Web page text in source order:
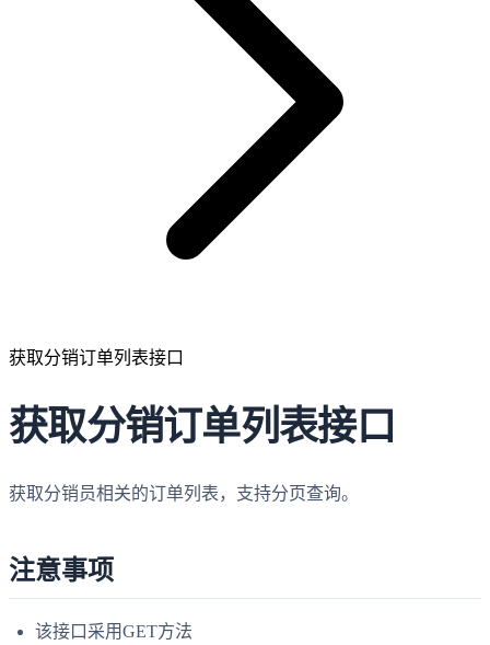
获取分销订单列表接口
获取分销订单列表接口
获取分销员相关的订单列表，支持分页查询。
注意事项
该接口采用GET方法